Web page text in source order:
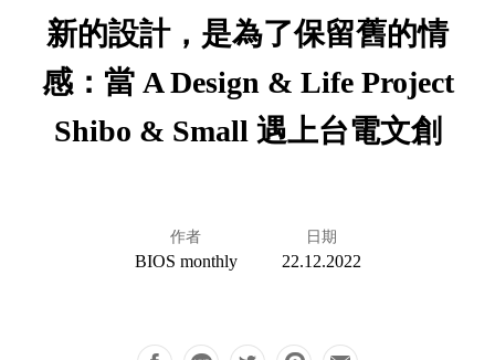
新的設計，是為了保留舊的情
感：當 A Design & Life Project
Shibo & Small 遇上台電文創
作者
BIOS monthly
日期
22.12.2022